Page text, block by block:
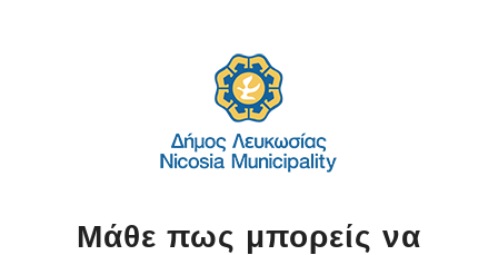
Μάθε πως μπορείς να